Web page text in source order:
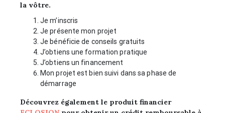
la vôtre.
Je m’inscris
Je présente mon projet
Je bénéficie de conseils gratuits
J’obtiens une formation pratique
J’obtiens un financement
Mon projet est bien suivi dans sa phase de
démarrage
Découvrez également le produit financier